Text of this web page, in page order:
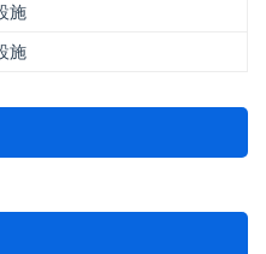
施
施